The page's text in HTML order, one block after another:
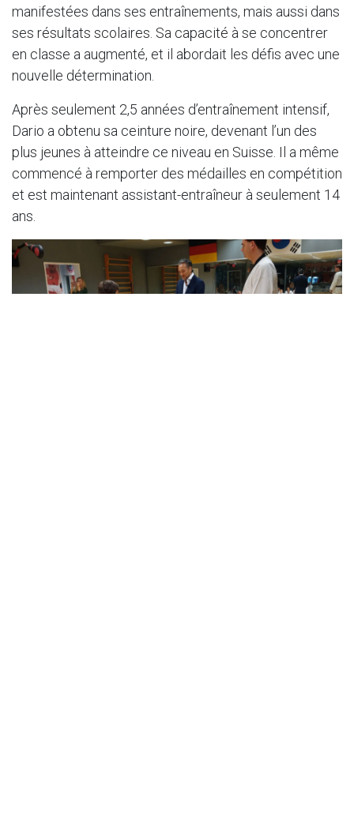
manifestées dans ses entraînements, mais aussi dans
ses résultats scolaires. Sa capacité à se concentrer
en classe a augmenté, et il abordait les défis avec une
nouvelle détermination.
Après seulement 2,5 années d’entraînement intensif,
Dario a obtenu sa ceinture noire, devenant l’un des
plus jeunes à atteindre ce niveau en Suisse. Il a même
commencé à remporter des médailles en compétition
et est maintenant assistant-entraîneur à seulement 14
ans.